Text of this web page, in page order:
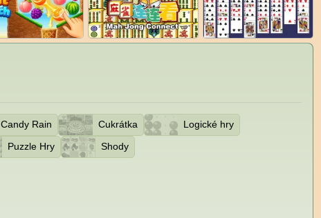
Candy Rain Cukrátka
Logické hry
Puzzle Hry Shody